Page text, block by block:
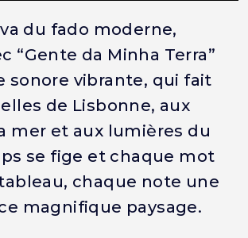
du fado moderne,
“Gente da Minha Terra”
sonore vibrante, qui fait
de Lisbonne, aux
mer et aux lumières du
se fige et chaque mot
chaque note une
magnifique paysage.